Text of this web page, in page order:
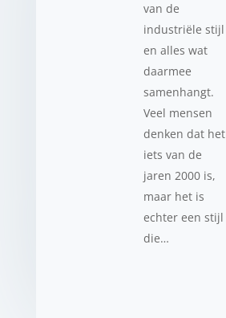
van de
industriële stijl
en alles wat
daarmee
samenhangt.
Veel mensen
denken dat het
iets van de
jaren 2000 is,
maar het is
echter een stijl
die…